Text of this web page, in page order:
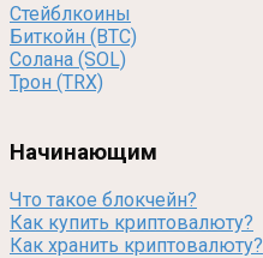
Стейблкоины
Биткойн (BTC)
Солана (SOL)
Трон (TRX)
Начинающим
Что такое блокчейн?
Как купить криптовалюту?
Как хранить криптовалюту?